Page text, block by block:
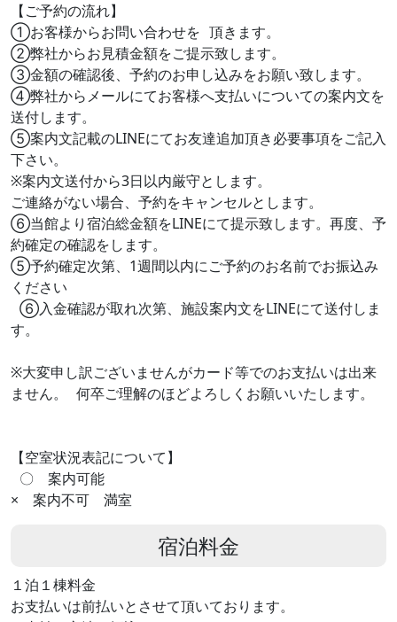
【ご予約の流れ】
①お客様からお問い合わせを 頂きます。
②弊社からお見積金額をご提示致します。
③金額の確認後、予約のお申し込みをお願い致します。
④弊社からメールにてお客様へ支払いについての案内文を
送付します。
⑤案内文記載のLINEにてお友達追加頂き必要事項をご記入
下さい。
※案内文送付から3日以内厳守とします。
ご連絡がない場合、予約をキャンセルとします。
⑥当館より宿泊総金額をLINEにて提示致します。再度、予
約確定の確認をします。
⑤予約確定次第、1週間以内にご予約のお名前でお振込み
ください
⑥入金確認が取れ次第、施設案内文をLINEにて送付しま
す。
※大変申し訳ございませんがカード等でのお支払いは出来
ません。 何卒ご理解のほどよろしくお願いいたします。
【空室状況表記について】
〇 案内可能
× 案内不可 満室
宿泊料金
１泊１棟料金
お支払いは前払いとさせて頂いております。